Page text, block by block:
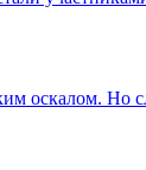
оскалом. Но